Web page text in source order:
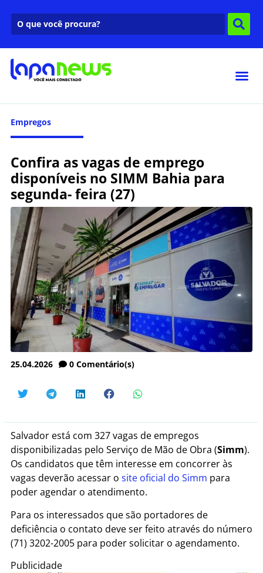
Empregos
Confira as vagas de emprego
disponíveis no SIMM Bahia para
segunda- feira (27)
25.04.2026 0 Comentário(s)
Salvador está com 327 vagas de empregos
disponibilizadas pelo Serviço de Mão de Obra (Simm).
Os candidatos que têm interesse em concorrer às
vagas deverão acessar o site oficial do Simm para
poder agendar o atendimento.
Para os interessados que são portadores de
deficiência o contato deve ser feito através do número
(71) 3202-2005 para poder solicitar o agendamento.
Publicidade